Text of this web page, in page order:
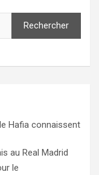
Rechercher
Hafia connaissent
au Real Madrid
le